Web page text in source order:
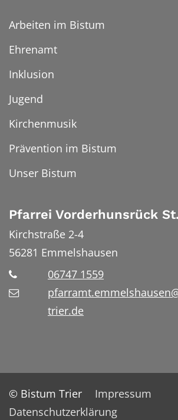
Arbeiten im Bistum
Ehrenamt
Inklusion
Jugend
Kirchenmusik
Prävention im Bistum
Unser Bistum
Pfarrei Vorderhunsrück
Kirchstraße 2-4
56281 Emmelshausen
06747 1559
trier.de
© Bistum Trier
Impressum
Datenschutzerklärung